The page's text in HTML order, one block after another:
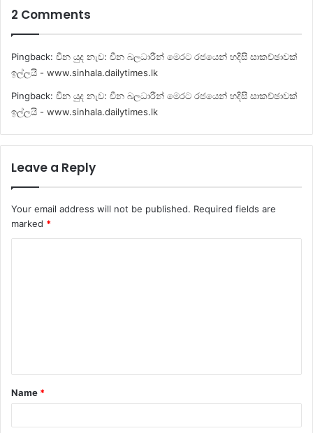
2 Comments
Pingback: චීන යුද නැව: චීන බලධාරීන් මෙරට රජයෙන් හදිසි සාකච්ඡාවක්
ඉල්ලයි - www.sinhala.dailytimes.lk
Pingback: චීන යුද නැව: චීන බලධාරීන් මෙරට රජයෙන් හදිසි සාකච්ඡාවක්
ඉල්ලයි - www.sinhala.dailytimes.lk
Leave a Reply
Your email address will not be published. Required fields are
marked *
t
*
Name *